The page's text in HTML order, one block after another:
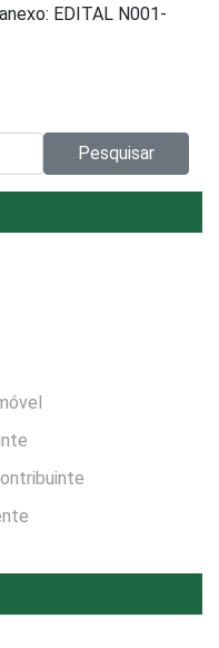
EDITAL N001-
Pesquisar